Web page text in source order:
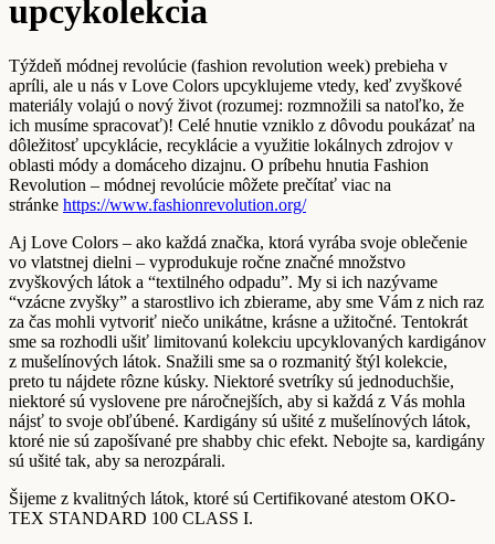
upcykolekcia
Týždeň módnej revolúcie (fashion revolution week) prebieha v
apríli, ale u nás v Love Colors upcyklujeme vtedy, keď zvyškové
materiály volajú o nový život (rozumej: rozmnožili sa natoľko, že
ich musíme spracovať)! Celé hnutie vzniklo z dôvodu poukázať na
dôležitosť upcyklácie, recyklácie a využitie lokálnych zdrojov v
oblasti módy a domáceho dizajnu. O príbehu hnutia Fashion
Revolution – módnej revolúcie môžete prečítať viac na
stránke https://www.fashionrevolution.org/
Aj Love Colors – ako každá značka, ktorá vyrába svoje oblečenie
vo vlatstnej dielni – vyprodukuje ročne značné množstvo
zvyškových látok a “textilného odpadu”. My si ich nazývame
“vzácne zvyšky” a starostlivo ich zbierame, aby sme Vám z nich raz
za čas mohli vytvoriť niečo unikátne, krásne a užitočné. Tentokrát
sme sa rozhodli ušiť limitovanú kolekciu upcyklovaných kardigánov
z mušelínových látok. Snažili sme sa o rozmanitý štýl kolekcie,
preto tu nájdete rôzne kúsky. Niektoré svetríky sú jednoduchšie,
niektoré sú vyslovene pre náročnejších, aby si každá z Vás mohla
nájsť to svoje obľúbené. Kardigány sú ušité z mušelínových látok,
ktoré nie sú zapošívané pre shabby chic efekt. Nebojte sa, kardigány
sú ušité tak, aby sa nerozpárali.
Šijeme z kvalitných látok, ktoré sú Certifikované atestom OKO-
TEX STANDARD 100 CLASS I.